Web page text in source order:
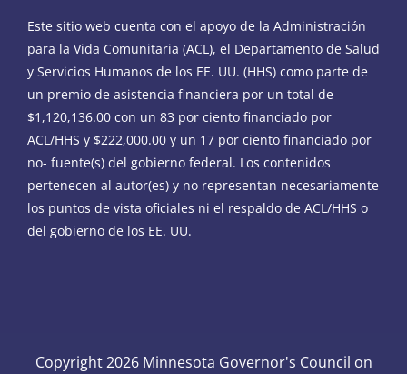
Este sitio web cuenta con el apoyo de la Administración
para la Vida Comunitaria (ACL), el Departamento de Salud
y Servicios Humanos de los EE. UU. (HHS) como parte de
un premio de asistencia financiera por un total de
$1,120,136.00 con un 83 por ciento financiado por
ACL/HHS y $222,000.00 y un 17 por ciento financiado por
no- fuente(s) del gobierno federal. Los contenidos
pertenecen al autor(es) y no representan necesariamente
los puntos de vista oficiales ni el respaldo de ACL/HHS o
del gobierno de los EE. UU.
Copyright 2026 Minnesota Governor's Council on